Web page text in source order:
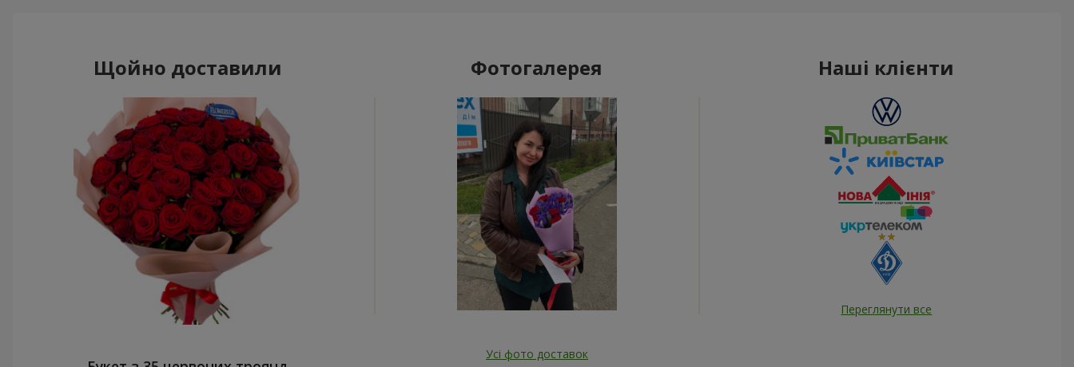
Щойно доставили Фотогалерея
Усі фото доставок
Наші клієнти
Переглянути все